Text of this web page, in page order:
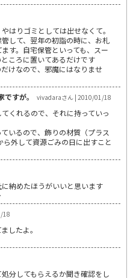
はりゴミとしては出せなくて。
して、翌年の初詣の時に、お札
す。自宅保管といっても、スー
ころに置いてあるだけです
けなので、邪魔にはなりませ
すが。
vivadaraさん | 2010/01/18
くれるので、それに持っていっ
いるので、飾りの材質（プラス
外して資源ごみの日に出すこと
納めたほうがいいと思います
18
したよ。
分してもらえるか聞き確認をし